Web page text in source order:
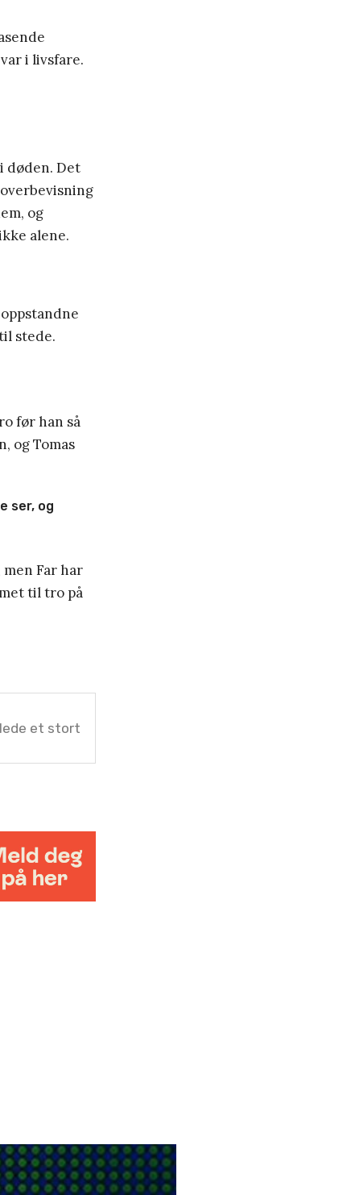
i livsfare.
døden. Det
og
alene.
stede.
før han så
og Tomas
ser, og
Far har
til tro på
et stort